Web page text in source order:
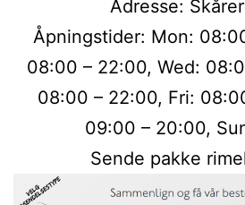
Adresse:
Åpningstider: Mon:
08:00 – 22:00, Wed:
08:00 – 22:00, Fri:
09:00 – 20:00,
Sende pakke